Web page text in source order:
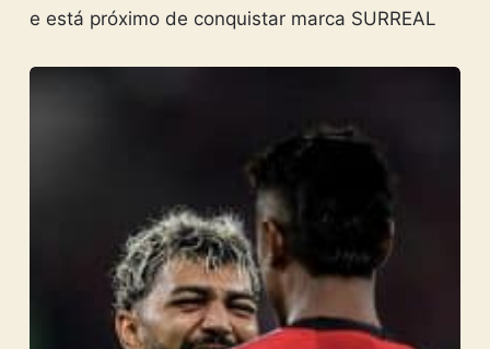
e está próximo de conquistar marca SURREAL